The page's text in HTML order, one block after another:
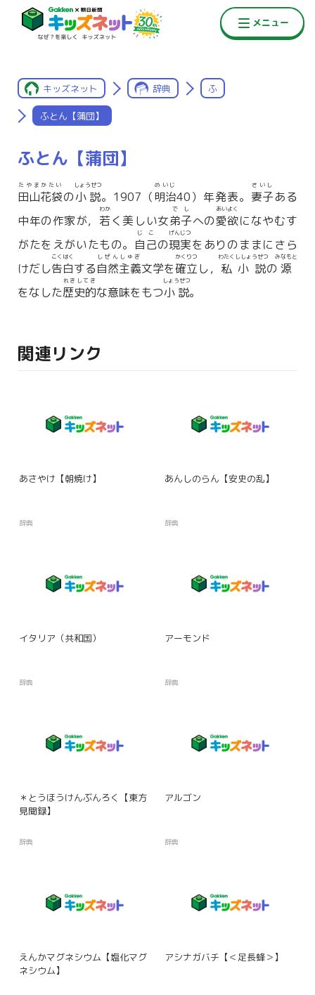
キッズネット 辞典 ふ
ふとん【蒲団】
ふとん【蒲団】
田山花袋
たやまかたい
の小説
しょうせつ
。1907（明治
めいじ
40）年発表。 妻子
さいし
ある
中年の作家が， 若
わか
く美しい女弟子
でし
への愛欲
あいよく
になやむす
がたをえがいたもの。 自己
じこ
の現実
げんじつ
をありのままにさら
けだし告白
こくはく
する自然主義
しぜんしゅぎ
文学を確立
かくりつ
し， 私小説
わたくししょうせつ
の 源
みなもと
をなした歴史的
れきしてき
な意味をもつ小説
しょうせつ
。
関連リンク
あさやけ【朝焼け】
辞典
あんしのらん【安史の乱】
辞典
イタリア（共和国）
辞典
アーモンド
辞典
＊とうほうけんぶんろく【東方
見聞録】
辞典
アルゴン
辞典
えんかマグネシウム【塩化マグ
ネシウム】
アシナガバチ【＜足長蜂＞】